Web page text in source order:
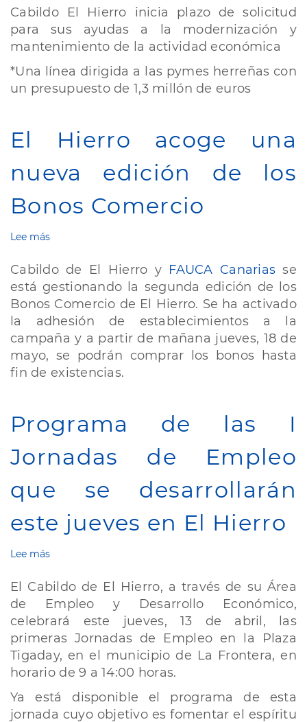
El
Hierro
inicia
plazo
solicitud
para
y
de
la
Cabildo El Hierro inicia plazo de solicitud
para sus ayudas a la modernización y
mantenimiento de la actividad económica
*Una línea dirigida a las pymes herreñas con
un presupuesto de 1,3 millón de euros
El Hierro acoge una
nueva edición de los
Bonos Comercio
Lee más
Hierro
acoge
una
nueva
edición
de
los
Bonos
Comercio
Cabildo de El Hierro y FAUCA Canarias se
está gestionando la segunda edición de los
Bonos Comercio de El Hierro. Se ha activado
la adhesión de establecimientos a la
campaña y a partir de mañana jueves, 18 de
mayo, se podrán comprar los bonos hasta
fin de existencias.
Programa de las I
Jornadas de Empleo
que se desarrollarán
este jueves en El Hierro
Lee más
de
las
I
Jornadas
de
Empleo
que
se
desarrollarán
este
jueves
El Cabildo de El Hierro, a través de su Área
de Empleo y Desarrollo Económico,
celebrará este jueves, 13 de abril, las
primeras Jornadas de Empleo en la Plaza
Tigaday, en el municipio de La Frontera, en
horario de 9 a 14:00 horas.
Ya está disponible el programa de esta
jornada cuyo objetivo es fomentar el espíritu